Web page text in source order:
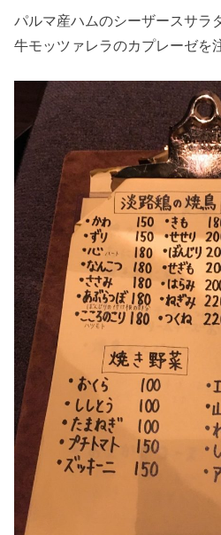
パルマ産ハムのシーザースサラ
牛モッツァレラのカプレーゼを